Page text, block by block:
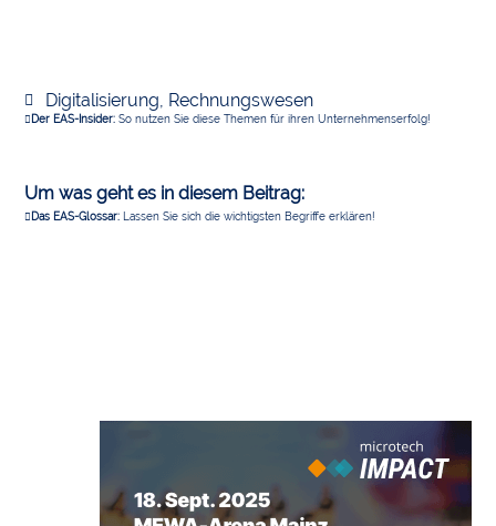
Digitalisierung, Rechnungswesen
Der EAS-Insider: So nutzen Sie diese Themen für ihren Unternehmenserfolg!
Um was geht es in diesem Beitrag:
Das EAS-Glossar: Lassen Sie sich die wichtigsten Begriffe erklären!